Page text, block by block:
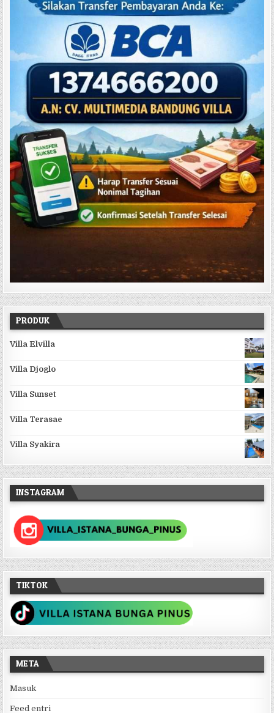
PRODUK
Villa Elvilla
Villa Djoglo
Villa Sunset
Villa Terasae
Villa Syakira
INSTAGRAM
TIKTOK
META
Masuk
Feed entri